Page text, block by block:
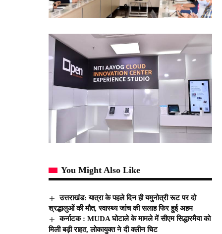
You Might Also Like
उत्तराखंड: यात्रा के पहले दिन ही यमुनोत्री रूट पर दो
श्रद्धालुओं की मौत, स्वास्थ्य जांच की सलाह फिर हुई अहम
कर्नाटक : MUDA घोटाले के मामले में सीएम सिद्धारमैया को
मिली बड़ी राहत, लोकायुक्त ने दी क्लीन चिट